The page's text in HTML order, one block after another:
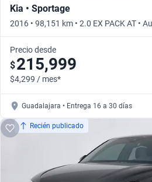
Kia • Sportage
2016 • 98,151 km • 2.0 EX PACK AT •
Precio desde
$215,999
$4,299 / mes*
Guadalajara • Entrega 16 a 30 días
Recién publicado